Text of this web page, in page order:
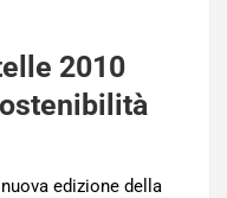
2010
edizione della